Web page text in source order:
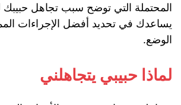
المحتملة التي توضح سبب تجاهل حبيبك
يساعدك في تحديد أفضل الإجراءات
الوضع.
لماذا حبيبي يتجاهلني